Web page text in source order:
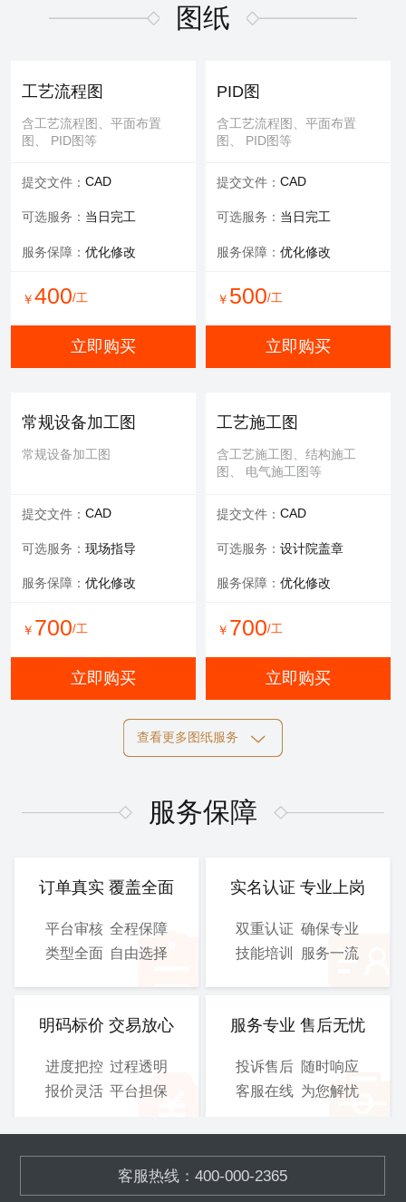
立即购买
服务承诺：包修改
立即购买
文件编写
服务内容：
服务保障：提供方案优化
立即购买
环评报告
适用于环评、清洁生产、验
收报告、入河排污口论证报
可选服务： 专家评审
服务内容：报告书、报告表
立即购买
图纸
工艺流程图
含工艺流程图、平面布置
图、 PID图等
提交文件： CAD
可选服务： 当日完工
服务保障： 优化修改
￥400/工
立即购买
PID图
含工艺流程图、平面布置
图、 PID图等
提交文件： CAD
可选服务： 当日完工
服务保障： 优化修改
￥ 500/工
立即购买
常规设备加工图
常规设备加工图
提交文件： CAD
可选服务： 现场指导
服务保障： 优化修改
￥ 700/工
立即购买
工艺施工图
含工艺施工图、结构施工
图、 电气施工图等
提交文件： CAD
可选服务： 设计院盖章
服务保障： 优化修改
￥ 700/工
立即购买
图、 电气施工图等
可选服务：设计院盖章
800/工
电气施工图
图、 电气施工图等
可选服务：设计院盖章
900/工
总施工图
图、 电气施工图等
3D图
备,OEM加工
提交文件：SOLIDWORKS
查看更多图纸服务
服务保障
订单真实 覆盖全面
平台审核 全程保障
类型全面 自由选择
实名认证 专业上岗
双重认证 确保专业
技能培训
服务一流
明码标价 交易放心
进度把控 过程透明
报价灵活 平台担保
服务专业 售后无忧
投诉售后 随时响应
客服在线 为您解忧
客服热线：400-000-2365